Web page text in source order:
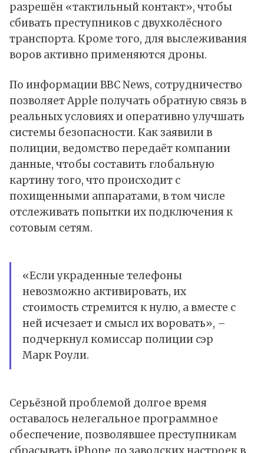
разрешён «тактильный контакт», чтобы
сбивать преступников с двухколёсного
транспорта. Кроме того, для выслеживания
воров активно применяются дроны.
По информацииBBC News, сотрудничество
позволяет Apple получать обратную связь в
реальных условиях и оперативно улучшать
системы безопасности. Как заявили в
полиции, ведомство передаёт компании
данные, чтобы составить глобальную
картину того, что происходит с
похищенными аппаратами, в том числе
отслеживать попытки их подключения к
сотовым сетям.
«Если украденные телефоны
невозможно активировать, их
стоимость стремится к нулю, а вместе с
ней исчезает и смысл их воровать», –
подчеркнул комиссар полиции сэр
Марк Роули.
Серьёзной проблемой долгое время
оставалось нелегальное программное
обеспечение, позволявшее преступникам
сбрасывать iPhone до заводских настроек в